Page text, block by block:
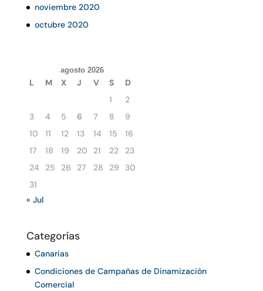
noviembre 2020
octubre 2020
agosto 2026
L M X J V S
D
1
2
3
4 5 6 7 8
9
10
11 12 13 14 15
16
17
18 19 20 21 22
23
24
25 26 27 28 29
30
31
« Jul
Categorías
Canarias
Condiciones de Campañas de Dinamización
Comercial